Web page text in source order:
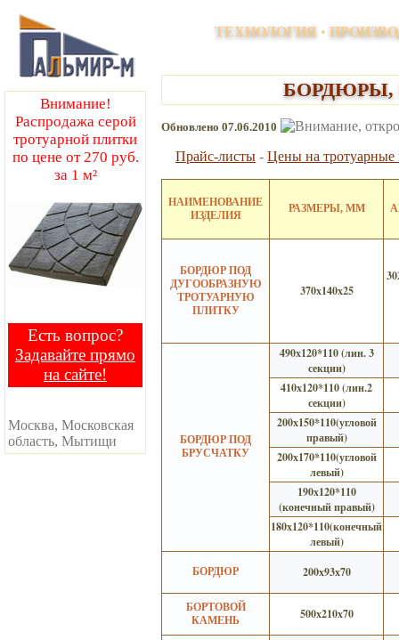
Внимание!
Распродажа серой
тротуарной плитки
по цене от 270 руб.
за 1 м²
Есть вопрос?
Задавайте прямо
на сайте!
Москва, Московская
область, Мытищи
ТЕХНОЛОГИЯ •
Обновлено 07.06.2010
Прайс-листы - Цены на
НАИМЕНОВАНИЕ
ИЗДЕЛИЯ
РАЗМЕРЫ, ММ
БОРДЮР ПОД
ДУГООБРАЗНУЮ
ТРОТУАРНУЮ
ПЛИТКУ
370х140х25
БОРДЮР ПОД
БРУСЧАТКУ
490х120*110 (лин. 3
секции)
410х120*110 (лин.2
секции)
200х150*110(угловой
правый)
200х170*110(угловой
левый)
190х120*110
(конечный правый)
180х120*110(конечный
левый)
БОРДЮР 200х93х70
БОРТОВОЙ
КАМЕНЬ
500х210х70